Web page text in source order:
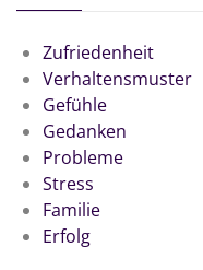
Zufriedenheit
Verhaltensmuster
Gefühle
Gedanken
Probleme
Stress
Familie
Erfolg